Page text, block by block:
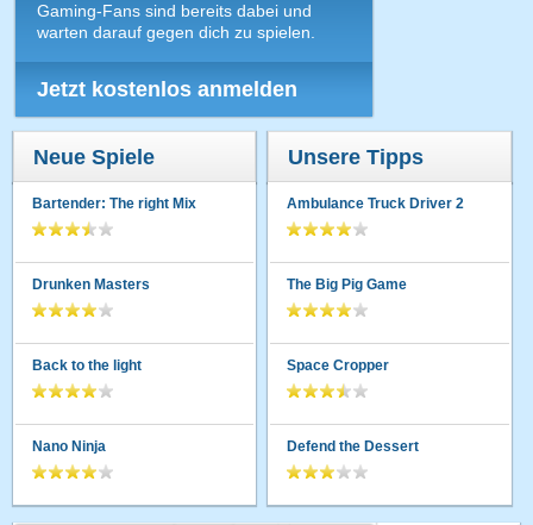
Gaming-Fans sind bereits dabei und
warten darauf gegen dich zu spielen.
Jetzt kostenlos anmelden
Neue Spiele
Bartender: The right Mix
Drunken Masters
Back to the light
Nano Ninja
Unsere Tipps
Ambulance Truck Driver 2
The Big Pig Game
Space Cropper
Defend the Dessert